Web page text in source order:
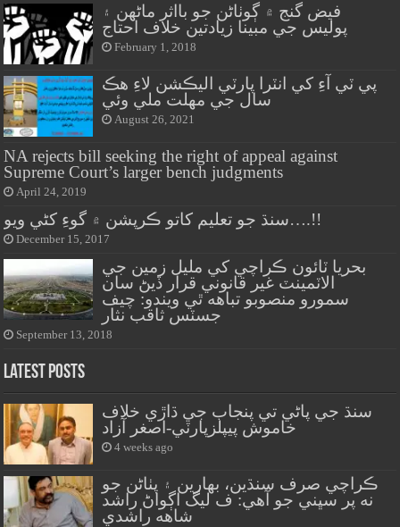
فيض گنج ۾ ڳوٺاڻن جو بااثر ماڻهن ۽
پوليس جي مبينا زيادتين خلاف احتاج
February 1, 2018
پي ٽي آءِ کي انٽرا پارٽي اليڪشن لاءِ هڪ
سال جي مهلت ملي وئي
August 26, 2021
NA rejects bill seeking the right of appeal against
Supreme Court’s larger bench judgments
April 24, 2019
سنڌ جو تعليم کاتو ڪرپشن ۾ گوءِ کڻي ويو….!!
December 15, 2017
بحريا ٽائون ڪراچي کي مليل زمين جي
الاٽمينٽ غير قانوني قرار ڏيڻ سان
سمورو منصوبو تباهه ٿي ويندو: چيف
جسٽس ثاقب نثار
September 13, 2018
Latest Posts
سنڌ جي پاڻي تي پنجاب جي ڌاڙي خلاف
خاموش پيپلزپارٽي-اصغر آزاد
4 weeks ago
ڪراچي صرف سنڌين، بهارين ۽ پٺاڻن جو
نه پر سڀني جو آهي: ف ليگ اڳواڻ راشد
شاهه راشدي